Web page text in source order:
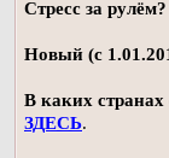
Стресс за
Новый (с
В каких
ЗДЕСЬ.